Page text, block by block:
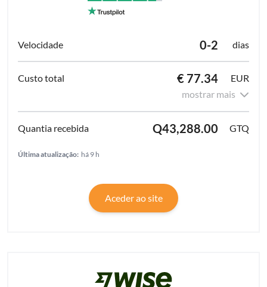
0-2 dias
€ 77.34
EUR
mostrar mais
Q43,288.00 GTQ
Última atualização: há 9 h
Aceder ao site